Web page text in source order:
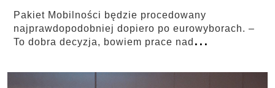
Pakiet Mobilności będzie procedowany
najprawdopodobniej dopiero po eurowyborach. –
To dobra decyzja, bowiem prace nad ...